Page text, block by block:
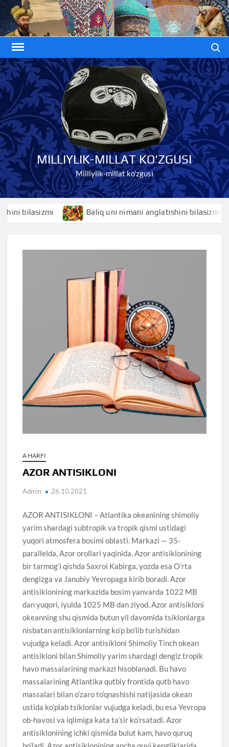
Skip
to
content
MILLIYLIK-MILLAT KO'ZGUSI
Milliylik-millat ko'zgusi
Baliq uni nimani anglatishini bilasizmi
A HARFI
AZOR ANTISIKLONI
Admin 26.10.2021
AZOR ANTISIKLONI – Atlantika okeanining shimoliy
yarim shardagi subtropik va tropik qismi ustidagi
yuqori atmosfera bosimi oblasti. Markazi — 35-
parallelda, Azor orollari yaqinida. Azor antisiklonining
bir tarmog’i qishda Saxroi Kabirga, yozda esa O’rta
dengizga va Janubiy Yevropaga kirib boradi. Azor
antisiklonining markazida bosim yanvarda 1022 MB
dan yuqori, iyulda 1025 MB dan ziyod. Azor antisikloni
okeanning shu qismida butun yil davomida tsiklonlarga
nisbatan antisiklonlarning ko’p bo’lib turishidan
vujudga keladi. Azor antisikloni Shimoliy Tinch okean
antisikloni bilan Shimoliy yarim shardagi dengiz tropik
havo massalarining markazi hisoblanadi. Bu havo
massalarining Atlantika qutbiy frontida qutb havo
massalari bilan o’zaro to’qnashishi natijasida okean
ustida ko’plab tsiklonlar vujudga keladi, bu esa Yevropa
ob-havosi va iqlimiga kata ta’sir ko’rsatadi. Azor
antisiklonining ichki qismida bulut kam, havo quruq